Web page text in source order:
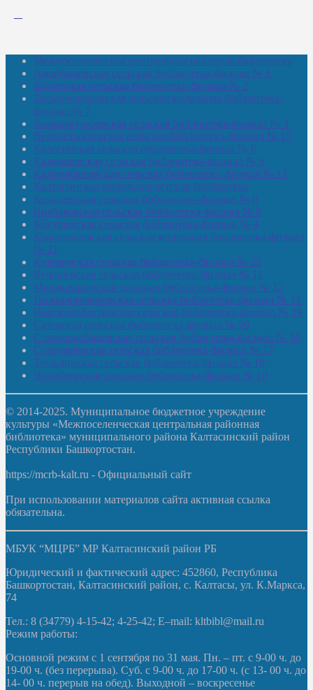
Межпоселенческая центральная районная библиотека
Амзибашевская сельская библиотека-филиал № 1
Бабаевская сельская библиотека-филиал № 2
Большекачаковская сельская модельная библиотека-
филиал № 7
Большекуразовская сельская библиотека-филиал № 3
Верхнетыхтемская сельская библиотека-филиал № 15
Калегинская сельская библиотека-филиал № 6
Калмашевская сельская библиотека-филиал № 5
Калмиябашевская сельская библиотека-филиал № 13
Калтасинская модельная детская библиотека
Кельтеевская сельская библиотека-филиал № 8
Киебаковская сельская библиотека-филиал № 9
Кокушевская сельская библиотека-филиал № 4
Краснохолмская сельская модельная библиотека-филиал
№ 21
Кутеремская сельская библиотека-филиал № 22
Кучашевская сельская библиотека-филиал № 11
Малокачаковская сельская библиотека-филиал № 12
Нижнекачмашевская сельская библиотека-филиал № 14
Новокильбахтинская сельская библиотека-филиал № 19
Сазовская сельская библиотека-филиал № 20
Староорьебашевская сельская библиотека-филиал № 16
Старояшевская сельская библиотека-филиал № 17
Тюльдинская сельская библиотека-филиал № 18
Чилибеевская сельская библиотека-филиал № 10
© 2014-2025. Муниципальное бюджетное учреждение
культуры «Межпоселенческая центральная районная
библиотека» муниципального района Калтасинский район
Республики Башкортостан.
https://mcrb-kalt.ru - Официальный сайт
При использовании материалов сайта активная ссылка
обязательна.
МБУК “МЦРБ” МР Калтасинский район РБ
Юридический и фактический адрес: 452860, Республика
Башкортостан, Калтасинский район, с. Калтасы, ул. К.Маркса,
74
Тел.: 8 (34779) 4-15-42; 4-25-42; E–mail: kltbibl@mail.ru
Режим работы:
Основной режим с 1 сентября по 31 мая. Пн. – пт. с 9-00 ч. до
19-00 ч. (без перерыва). Суб. с 9-00 ч. до 17-00 ч. (с 13- 00 ч. до
14- 00 ч. перерыв на обед). Выходной – воскресенье